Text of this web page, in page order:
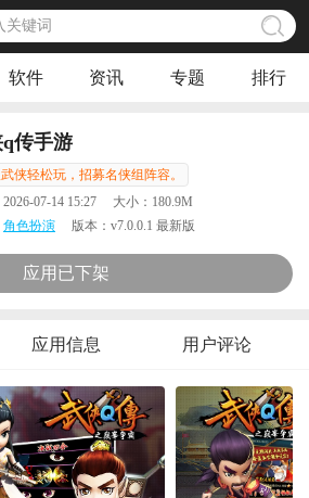
软件 资讯 专题 排行
传手游
侠轻松玩，招募名侠组阵容。
2026-07-14 15:27 大小： 180.9M
角色扮演 版本： v7.0.0.1 最新版
应用已下架
应用信息 用户评论